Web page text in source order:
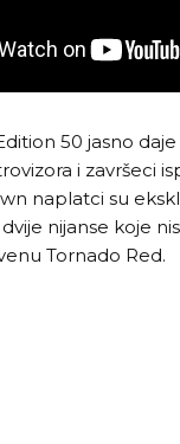
50 jasno
i završeci
naplatci su
nijanse koje
Tornado Red.